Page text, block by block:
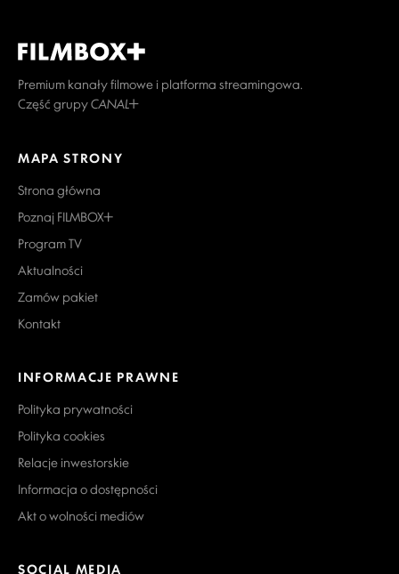
Premium kanały filmowe i platforma streamingowa.
Część grupy CANAL+
MAPA STRONY
Strona główna
Poznaj FILMBOX+
Program TV
Aktualności
Zamów pakiet
Kontakt
INFORMACJE PRAWNE
Polityka prywatności
Polityka cookies
Relacje inwestorskie
Informacja o dostępności
Akt o wolności mediów
SOCIAL MEDIA